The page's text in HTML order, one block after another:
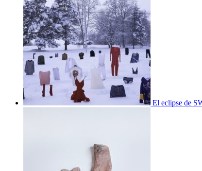
El eclipse de